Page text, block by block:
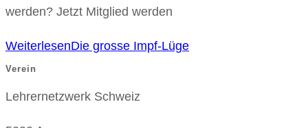
werden? Jetzt Mitglied werden
WeiterlesenDie grosse Impf-Lüge
Verein
Lehrernetzwerk Schweiz